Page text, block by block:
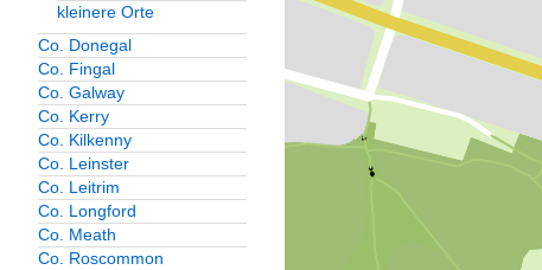
kleinere Orte
Co. Donegal
Co. Fingal
Co. Galway
Co. Kerry
Co. Kilkenny
Co. Leinster
Co. Leitrim
Co. Longford
Co. Meath
Co. Roscommon